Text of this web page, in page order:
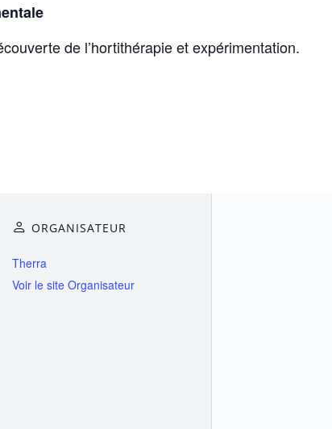
de l’hortithérapie et expérimentation.
ORGANISATEUR
Therra
Voir le site Organisateur